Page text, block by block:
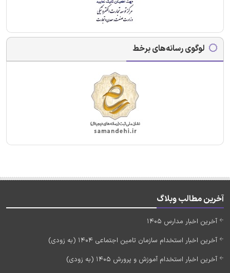
لوگوی رسانه‌های برخط
آخرین مطالب وبلاگ
آخرین اخبار مدارس 1405
آخرین اخبار استخدام سازمان تامین اجتماعی 1404 (به زودی)
آخرین اخبار استخدام آموزش و پرورش 1405 (به زودی)